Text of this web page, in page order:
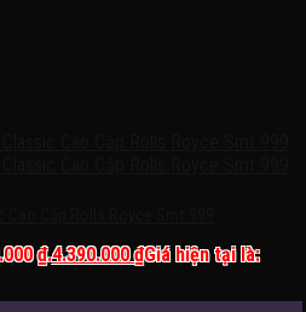
₫.4.390.000₫Giá hiện tại là: